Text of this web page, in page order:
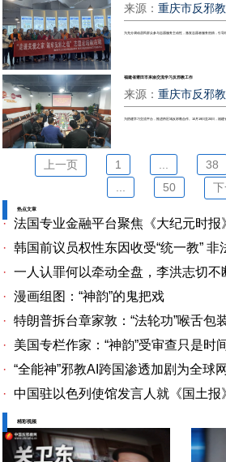
来源：重庆市反邪
为充分调动居民群众参与志愿服务主动性，激发志愿者服务热情，引导
福建省莆田市来渝交流学习反邪教工作
来源：重庆市反邪
为搭建学习交流平台，推进跨区域反邪教合作。10月19日至20日，福建
上一页 1 38
50
热点文章
· 法国专业金融平台聚焦《大纪元时报》洗钱案
· 韩国前议员权性东因收受“统一教”
· 一人认罪何以牵动全盘，李洪志切不
· 漫画组图：“神韵”的鬼把戏
· 特朗普拆台章家敦：“法轮功”喉舌包
·
美国专栏作家：“神韵”受审查只是时间问题关卫东认
· “全能神”邪教AI跨国渗透加剧为全球
· 中国驻以色列使馆发言人就《国土报》发文揭
精彩视频